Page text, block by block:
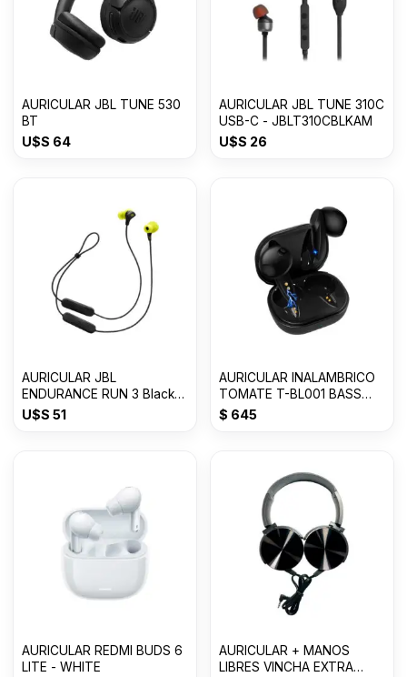
AURICULAR JBL TUNE 530
BT
U$S 64
AURICULAR JBL TUNE 310C
USB-C - JBLT310CBLKAM
U$S 26
AURICULAR JBL
ENDURANCE RUN 3 Black
Lime
U$S 51
AURICULAR INALAMBRICO
TOMATE T-BL001 BASS
Con 50% OFF
$ 645
AURICULAR REDMI BUDS 6
LITE - WHITE
AURICULAR + MANOS
LIBRES VINCHA EXTRA